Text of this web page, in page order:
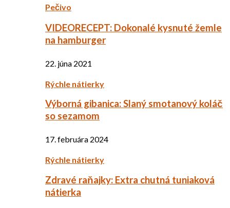
Pečivo
VIDEORECEPT: Dokonalé kysnuté žemle
na hamburger
22. júna 2021
Rýchle nátierky
Výborná gibanica: Slaný smotanový koláč
so sezamom
17. februára 2024
Rýchle nátierky
Zdravé raňajky: Extra chutná tuniaková
nátierka